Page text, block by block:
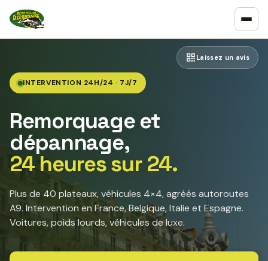
Laissez un avis
INTERVENTION 24H/24 · 7J/7
Remorquage et
dépannage,
24 heures sur 24.
Plus de 40 plateaux, véhicules 4×4, agréés autoroutes
A9. Intervention en France, Belgique, Italie et Espagne.
Voitures, poids lourds, véhicules de luxe.